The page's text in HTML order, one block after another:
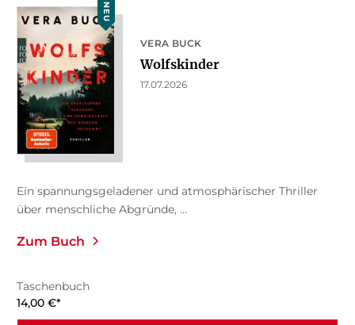
NEU
VERA BUCK
Wolfskinder
17.07.2026
Ein spannungsgeladener und atmosphärischer Thriller
über menschliche Abgründe, ...
Zum Buch
Taschenbuch
14,00 €*